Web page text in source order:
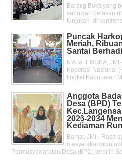
Barang Bukti yang
sabu dan belasan
tunjukan di konfrensi
Puncak
Meriah,
Santai
MAJALENGKA,
Koperasi Nasional
tingkat Kabupaten
Anggota
Desa (BPD)
2026-2034
Kediaman
Banjar, JMI - Rasa
masyarakat
Permusyawaratan Desa (BPD) terpilih